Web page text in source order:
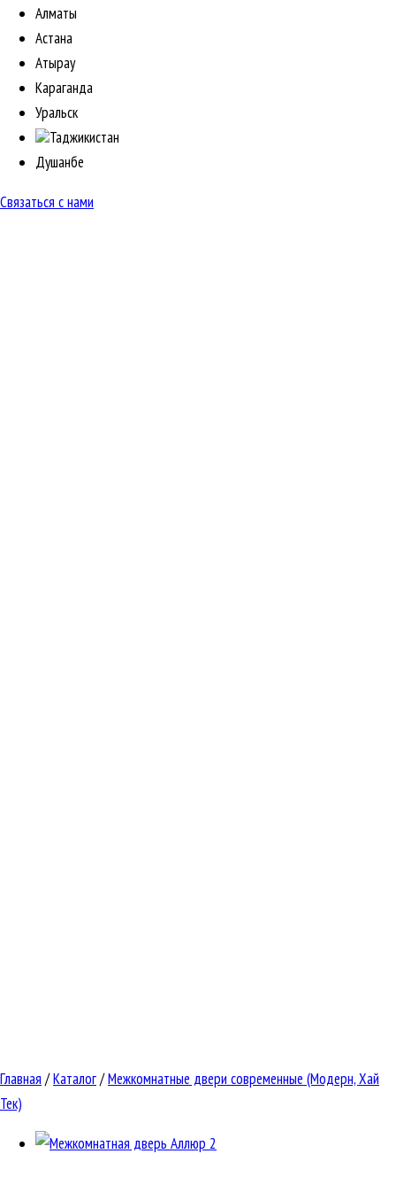
Алматы
Астана
Атырау
Караганда
Уральск
Таджикистан
Душанбе
Связаться с нами
Главная /Каталог/Межкомнатные двери современные (Модерн, Хай
Тек)